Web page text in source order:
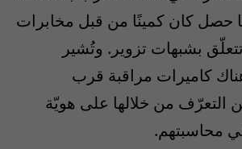
حصل كان كمينًا من قبل مخابرات
بشبهات تزوير. وتُشير
كاميرات مراقبة قرب
من خلالها على هويّة
محاسبتهم.